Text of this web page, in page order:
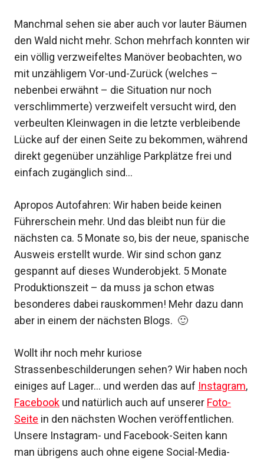
Manchmal sehen sie aber auch vor lauter Bäumen
den Wald nicht mehr. Schon mehrfach konnten wir
ein völlig verzweifeltes Manöver beobachten, wo
mit unzähligem Vor-und-Zurück (welches –
nebenbei erwähnt – die Situation nur noch
verschlimmerte) verzweifelt versucht wird, den
verbeulten Kleinwagen in die letzte verbleibende
Lücke auf der einen Seite zu bekommen, während
direkt gegenüber unzählige Parkplätze frei und
einfach zugänglich sind…
Apropos Autofahren: Wir haben beide keinen
Führerschein mehr. Und das bleibt nun für die
nächsten ca. 5 Monate so, bis der neue, spanische
Ausweis erstellt wurde. Wir sind schon ganz
gespannt auf dieses Wunderobjekt. 5 Monate
Produktionszeit – da muss ja schon etwas
besonderes dabei rauskommen! Mehr dazu dann
aber in einem der nächsten Blogs. 🙂
Wollt ihr noch mehr kuriose
Strassenbeschilderungen sehen? Wir haben noch
einiges auf Lager… und werden das auf Instagram,
Facebook und natürlich auch auf unserer Foto-
Seite in den nächsten Wochen veröffentlichen.
Unsere Instagram- und Facebook-Seiten kann
man übrigens auch ohne eigene Social-Media-